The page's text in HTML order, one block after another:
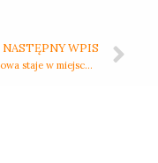
NASTĘPNY WPIS
Gdy budowa staje w miejscu – jak udokumentować jakość i zakres wykonanych prac, zanim będzie za późno